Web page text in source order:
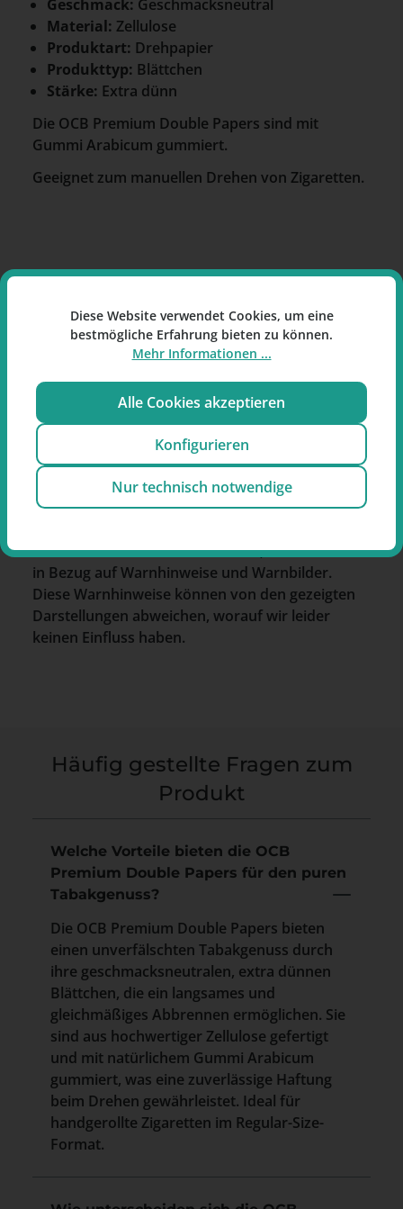
Geschmack: Geschmacksneutral
Material: Zellulose
Produktart: Drehpapier
Produkttyp: Blättchen
Stärke: Extra dünn
Die OCB Premium Double Papers sind mit
Gummi Arabicum gummiert.
Geeignet zum manuellen Drehen von Zigaretten.
Republic Technologies International
3750 avenue Julien Panchot - BP 424
66004 Perpignan Cedex
Frankreich
E-Mail:contact@ocb.net
Hinweis zum Produkt:
tatsächlichen Produkt abweichen, insbesondere
in Bezug auf Warnhinweise und Warnbilder.
Diese Warnhinweise können von den gezeigten
Darstellungen abweichen, worauf wir leider
keinen Einfluss haben.
Häufig gestellte Fragen zum
Produkt
Welche Vorteile bieten die OCB
Premium Double Papers für den puren
Tabakgenuss?
Die OCB Premium Double Papers bieten
einen unverfälschten Tabakgenuss durch
ihre geschmacksneutralen, extra dünnen
Blättchen, die ein langsames und
gleichmäßiges Abbrennen ermöglichen. Sie
sind aus hochwertiger Zellulose gefertigt
und mit natürlichem Gummi Arabicum
gummiert, was eine zuverlässige Haftung
beim Drehen gewährleistet. Ideal für
handgerollte Zigaretten im Regular-Size-
Format.
Diese Website verwendet Cookies, um eine
bestmögliche Erfahrung bieten zu können.
Mehr Informationen ...
Alle Cookies akzeptieren
Konfigurieren
Nur technisch notwendige